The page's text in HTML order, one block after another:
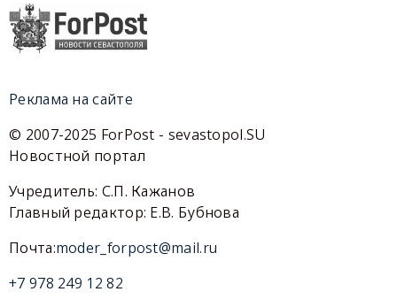
Реклама на сайте
© 2007-2025 ForPost - sevastopol.SU
Новостной портал
Учредитель: С.П. Кажанов
Главный редактор: Е.В. Бубнова
Почта:moder_forpost@mail.ru
+7 978 249 12 82